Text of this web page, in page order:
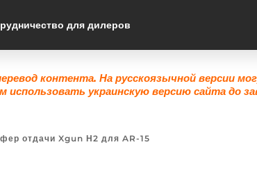
для дилеров
контента. На русскоязычной версии
использовать украинскую версию сайта до
отдачи Xgun Н2 для AR-15